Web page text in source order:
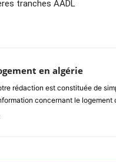
tranches AADL
en algérie
rédaction est constituée de
concernant le logement